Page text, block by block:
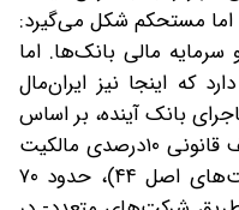
اما مستحکم شکل می‌گیرد:
مالی بانک‌ها. اما
که اینجا نیز ایران‌مال
بانک آینده، بر اساس
گزارش‌ها، مالک اصلی برخلاف سقف قانونی ۱۰درصدی مالکیت
سهام (موضوع قانون اجرای سیاست‌های اصل ۴۴)، حدود ۷۰